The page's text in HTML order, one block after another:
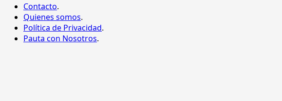
Contacto.
Quienes somos.
Política de Privacidad.
Pauta con Nosotros.